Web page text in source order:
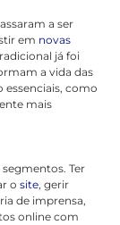
a ser
em novas
já foi
a vida das
como
mais
Ter
osite, gerir
de imprensa,
online com